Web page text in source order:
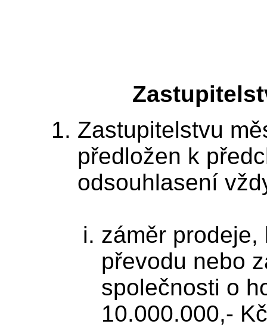
Zastupitelstvu
předložen k
odsouhlasení
záměr
převodu nebo
společnosti o
10.000.000,-